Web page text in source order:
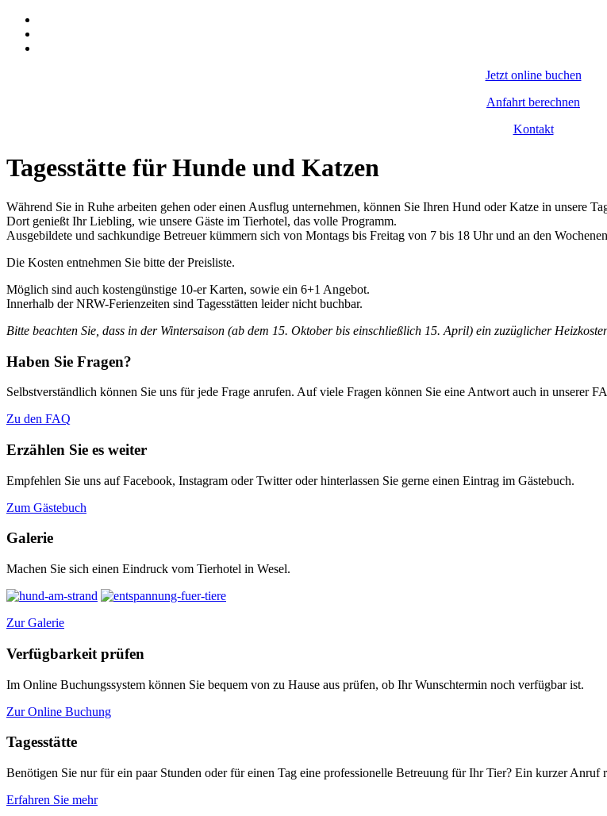
Jetzt online buchen
Anfahrt berechnen
Kontakt
Tagesstätte für Hunde und Katzen
Während Sie in Ruhe arbeiten gehen oder einen Ausflug unternehmen, können Sie Ihren Hund oder Katze in unsere
Dort genießt Ihr Liebling, wie unsere Gäste im Tierhotel, das volle Programm.
Ausgebildete und sachkundige Betreuer kümmern sich von Montags bis Freitag von 7 bis 18 Uhr und an den
Die Kosten entnehmen Sie bitte der Preisliste.
Möglich sind auch kostengünstige 10-er Karten, sowie ein 6+1 Angebot.
Innerhalb der NRW-Ferienzeiten sind Tagesstätten leider nicht buchbar.
Bitte beachten Sie, dass in der Wintersaison (ab dem 15. Oktober bis einschließlich 15. April) ein zuzüglicher
Haben Sie Fragen?
Selbstverständlich können Sie uns für jede Frage anrufen. Auf viele Fragen können Sie eine Antwort auch in unserer
Zu den FAQ
Erzählen Sie es weiter
Empfehlen Sie uns auf Facebook, Instagram oder Twitter oder hinterlassen Sie gerne einen Eintrag im Gästebuch.
Zum Gästebuch
Galerie
Machen Sie sich einen Eindruck vom Tierhotel in Wesel.
Zur Galerie
Verfügbarkeit prüfen
Im Online Buchungssystem können Sie bequem von zu Hause aus prüfen, ob Ihr Wunschtermin noch verfügbar ist.
Zur Online Buchung
Tagesstätte
Benötigen Sie nur für ein paar Stunden oder für einen Tag eine professionelle Betreuung für Ihr Tier? Ein kurzer
Erfahren Sie mehr